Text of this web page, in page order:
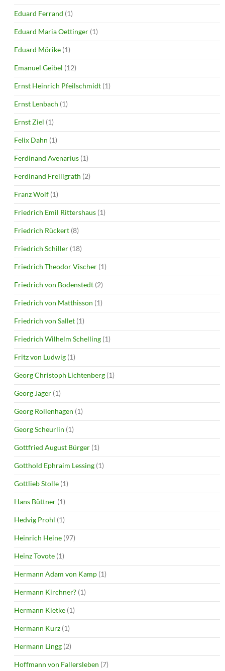
Eduard Ferrand (1)
Eduard Maria Oettinger (1)
Eduard Mörike (1)
Emanuel Geibel (12)
Ernst Heinrich Pfeilschmidt (1)
Ernst Lenbach (1)
Ernst Ziel (1)
Felix Dahn (1)
Ferdinand Avenarius (1)
Ferdinand Freiligrath (2)
Franz Wolf (1)
Friedrich Emil Rittershaus (1)
Friedrich Rückert (8)
Friedrich Schiller (18)
Friedrich Theodor Vischer (1)
Friedrich von Bodenstedt (2)
Friedrich von Matthisson (1)
Friedrich von Sallet (1)
Friedrich Wilhelm Schelling (1)
Fritz von Ludwig (1)
Georg Christoph Lichtenberg (1)
Georg Jäger (1)
Georg Rollenhagen (1)
Georg Scheurlin (1)
Gottfried August Bürger (1)
Gotthold Ephraim Lessing (1)
Gottlieb Stolle (1)
Hans Büttner (1)
Hedvig Prohl (1)
Heinrich Heine (97)
Heinz Tovote (1)
Hermann Adam von Kamp (1)
Hermann Kirchner? (1)
Hermann Kletke (1)
Hermann Kurz (1)
Hermann Lingg (2)
Hoffmann von Fallersleben (7)